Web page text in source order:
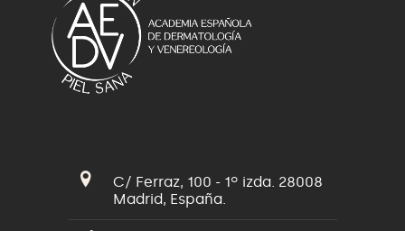
C/ Ferraz, 100 - 1º izda. 28008
Madrid, España.